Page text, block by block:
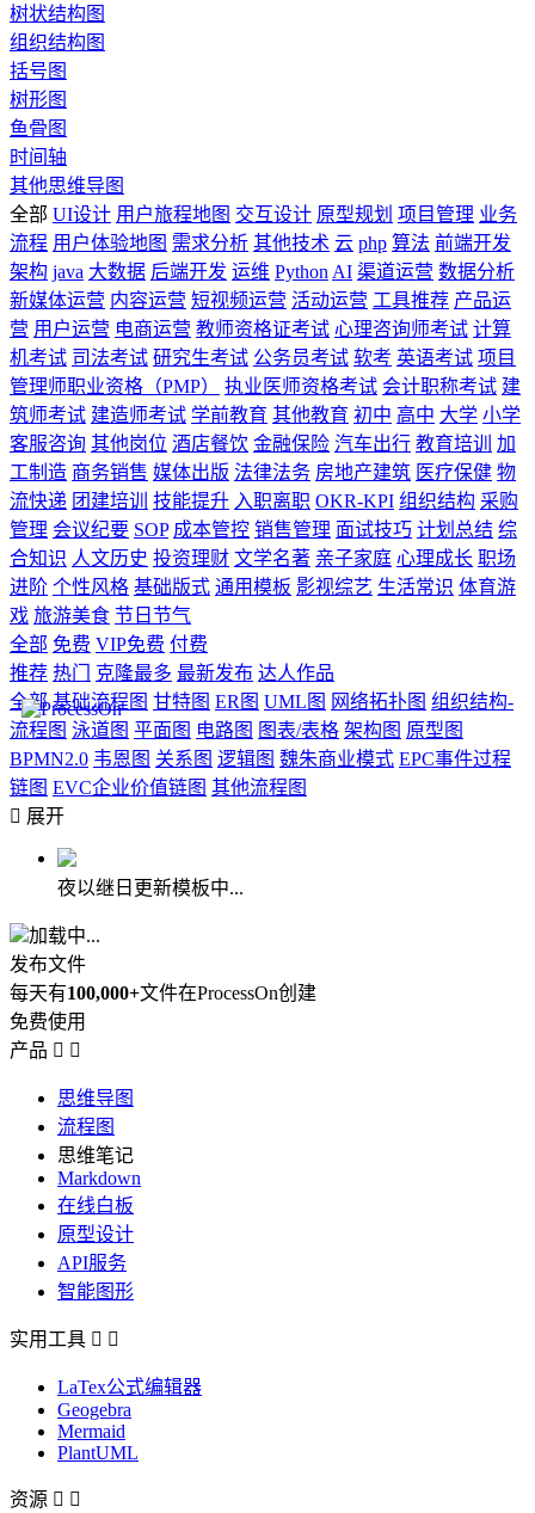
树状结构图
组织结构图
括号图
树形图
鱼骨图
时间轴
其他思维导图
全部 UI设计 用户旅程地图 交互设计 原型规划 项目管理 业务
流程 用户体验地图 需求分析 其他技术 云 php 算法 前端开发
架构 java 大数据 后端开发 运维 Python AI 渠道运营 数据分析
新媒体运营 内容运营 短视频运营 活动运营 工具推荐 产品运
营 用户运营 电商运营 教师资格证考试 心理咨询师考试 计算
机考试 司法考试 研究生考试 公务员考试 软考 英语考试 项目
管理师职业资格（PMP）
执业医师资格考试 会计职称考试 建
筑师考试 建造师考试 学前教育 其他教育 初中 高中 大学 小学
客服咨询 其他岗位 酒店餐饮 金融保险 汽车出行 教育培训
加
工制造 商务销售 媒体出版 法律法务 房地产建筑 医疗保健 物
流快递 团建培训 技能提升 入职离职 OKR-KPI 组织结构 采购
管理 会议纪要 SOP 成本管控 销售管理 面试技巧 计划总结 综
合知识 人文历史 投资理财 文学名著 亲子家庭 心理成长 职场
进阶 个性风格 基础版式 通用模板 影视综艺 生活常识 体育游
戏 旅游美食 节日节气
全部 免费 VIP免费 付费
推荐 热门 克隆最多 最新发布 达人作品
全部 基础流程图 甘特图 ER图 UML图 网络拓扑图 组织结构-
流程图 泳道图 平面图 电路图 图表/表格 架构图 原型图
BPMN2.0 韦恩图 关系图 逻辑图 魏朱商业模式 EPC事件过程
链图 EVC企业价值链图 其他流程图
 展开
夜以继日更新模板中...
加载中...
发布文件
每天有100,000+文件在ProcessOn创建
免费使用
产品  
思维导图
流程图
思维笔记
Markdown
在线白板
原型设计
API服务
智能图形
实用工具  
LaTex公式编辑器
Geogebra
Mermaid
PlantUML
资源  